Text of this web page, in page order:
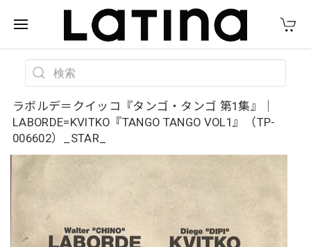
ラボルデ＝クイッコ『タンゴ・タンゴ 第1集』｜
LABORDE=KVITKO『TANGO TANGO VOL1』（TP-
006602）_STAR_